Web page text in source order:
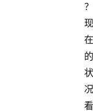
？
现
在
的
状
况
看